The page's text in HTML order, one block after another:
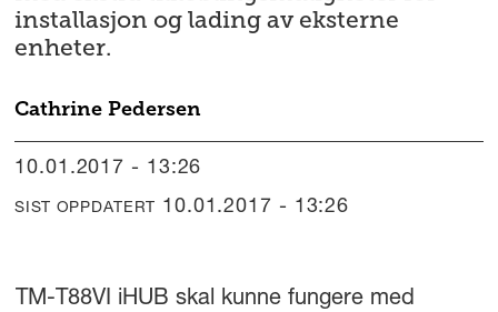
installasjon og lading av eksterne
enheter.
Cathrine Pedersen
10.01.2017 - 13:26
SIST OPPDATERT 10.01.2017 - 13:26
TM-T88VI iHUB skal kunne fungere med